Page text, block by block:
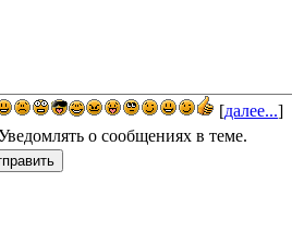
[далее...]
о сообщениях в теме.